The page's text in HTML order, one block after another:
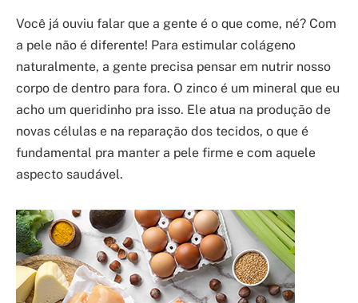
Você já ouviu falar que a gente é o que come, né? Com
a pele não é diferente! Para estimular colágeno
naturalmente, a gente precisa pensar em nutrir nosso
corpo de dentro para fora. O zinco é um mineral que eu
acho um queridinho pra isso. Ele atua na produção de
novas células e na reparação dos tecidos, o que é
fundamental pra manter a pele firme e com aquele
aspecto saudável.